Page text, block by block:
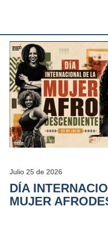
Julio 25 de 2026
DÍA
MUJER